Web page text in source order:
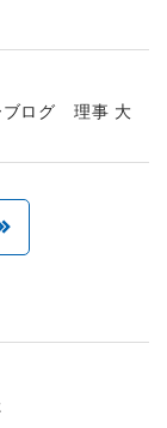
ブログ 理事 大